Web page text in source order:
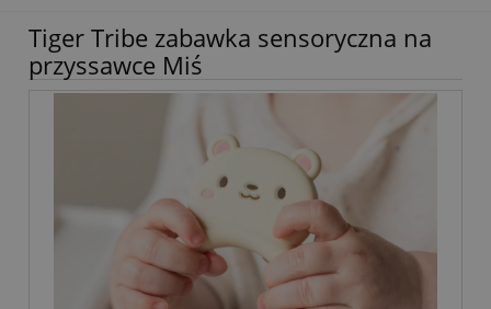
Tiger Tribe zabawka sensoryczna na
przyssawce Miś